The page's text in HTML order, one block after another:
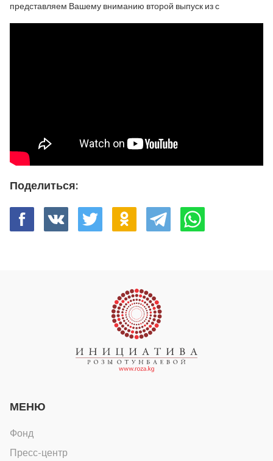
представляем Вашему вниманию второй выпуск из с
Поделиться:
МЕНЮ
Фонд
Пресс-центр